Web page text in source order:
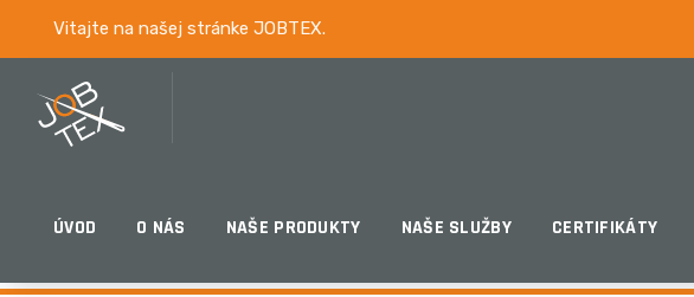
Vitajte na našej stránke JOBTEX.
ÚVOD O NÁS NAŠE PRODUKTY NAŠE SLUŽBY CERTIFIKÁTY
KONTAKT